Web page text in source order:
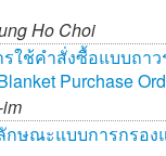
Ho Choi
ใช้คำสั่งซื้อแบบถา
Purchase
กษณะแบบการกรอ